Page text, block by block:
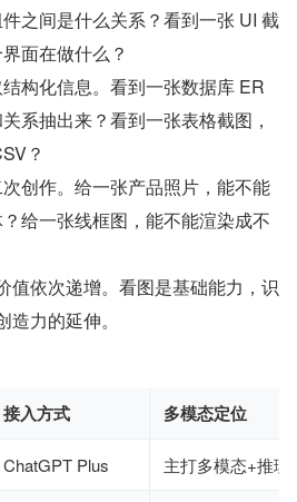
之间是什么关系？看到一张 UI 截
面在做什么？
结构化信息。看到一张数据库 ER
系抽出来？看到一张表格截图，
？
次创作。给一张产品照片，能不能
给一张线框图，能不能渲染成不
值依次递增。看图是基础能力，识
力的延伸。
接入方式 多模态定位
ChatGPT Plus 主打多模态+推理